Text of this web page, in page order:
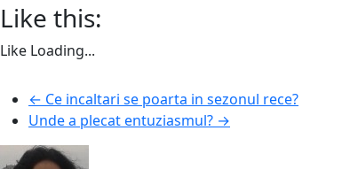
Like this:
Like Loading...
← Ce incaltari se poarta in sezonul rece?
Unde a plecat entuziasmul? →